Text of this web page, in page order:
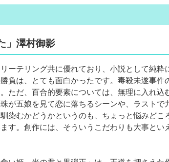
」澤村御影
ーテリング共に優れており、小説として純
負は、とても面白かったです。毒殺未遂事
ただ、百合的要素については、無理に入れ
が五娘を見て恋に落ちるシーンや、ラスト
染むかどうかというのも、ちょっと悩みど
す。創作には、そういうこだわりも大事と